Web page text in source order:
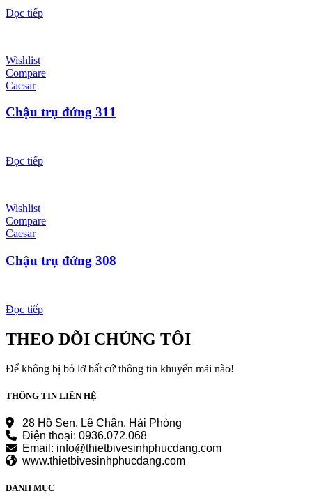
Đọc tiếp
Wishlist
Compare
Caesar
Chậu trụ đứng 311
Đọc tiếp
Wishlist
Compare
Caesar
Chậu trụ đứng 308
Đọc tiếp
THEO DÕI CHÚNG TÔI
Để không bị bỏ lỡ bất cứ thông tin khuyến mãi nào!
THÔNG TIN LIÊN HỆ
28 Hồ Sen, Lê Chân, Hải Phòng
Điện thoại: 0936.072.068
Email: info@thietbivesinhphucdang.com
www.thietbivesinhphucdang.com
DANH MỤC